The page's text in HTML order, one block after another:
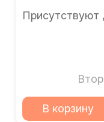
Присутствуют
В корзину